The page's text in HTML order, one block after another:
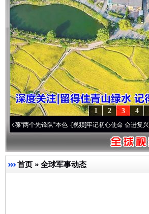
4
3
2
1
个先锋队”本色·[视频]牢记初心使命 奋进复兴征程丨
首页 » 全球军事动态